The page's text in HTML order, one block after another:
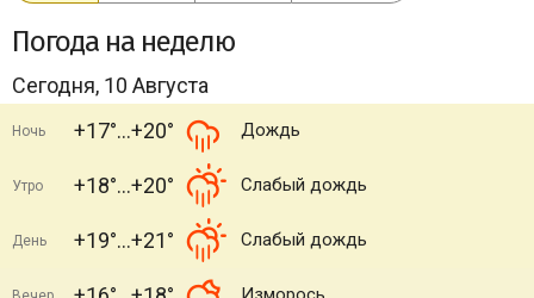
Погода на неделю
Сегодня, 10 Августа
Ночь +17° +20° Дождь
Утро +18° +20° Слабый дождь
День +19° +21° Слабый дождь